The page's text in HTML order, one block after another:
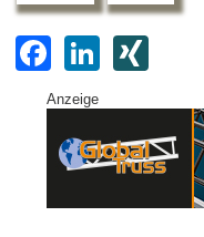
F
a
c
e
Li
k
e
G
Anzeige